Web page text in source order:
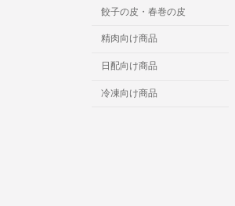
餃子の皮・春巻の皮
精肉向け商品
日配向け商品
冷凍向け商品